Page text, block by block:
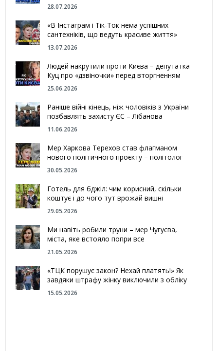
28.07.2026
«В Інстаграм і Тік-Ток нема успішних
сантехніків, що ведуть красиве життя»
13.07.2026
Людей накрутили проти Києва – депутатка
Куц про «дзвіночки» перед вторгненням
25.06.2026
Раніше війні кінець, ніж чоловіків з України
позбавлять захисту ЄС – Лібанова
11.06.2026
Мер Харкова Терехов став флагманом
нового політичного проєкту – політолог
30.05.2026
Готель для бджіл: чим корисний, скільки
коштує і до чого тут врожай вишні
29.05.2026
Ми навіть робили труни – мер Чугуєва,
міста, яке встояло попри все
21.05.2026
«ТЦК порушує закон? Нехай платять!» Як
завдяки штрафу жінку виключили з обліку
15.05.2026